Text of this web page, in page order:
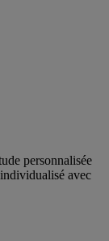
personnalisée
avec